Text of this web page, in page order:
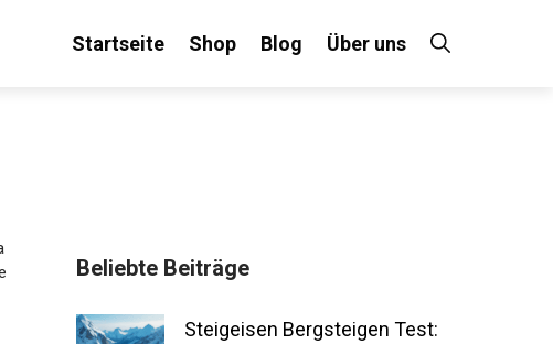
Startseite Shop Blog Über uns
Beliebte Beiträge
Steigeisen Bergsteigen Test: